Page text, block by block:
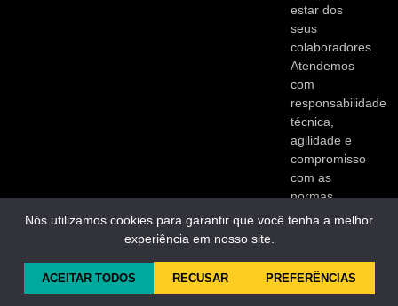
estar dos
seus
colaboradores.
Atendemos
com
responsabilidade
técnica,
agilidade e
compromisso
com as
normas
vigentes.
Copyright © 2025 | Desenvolvido por Microsenior
Nós utilizamos cookies para garantir que você tenha a melhor
experiência em nosso site.
ACEITAR TODOS RECUSAR PREFERÊNCIAS